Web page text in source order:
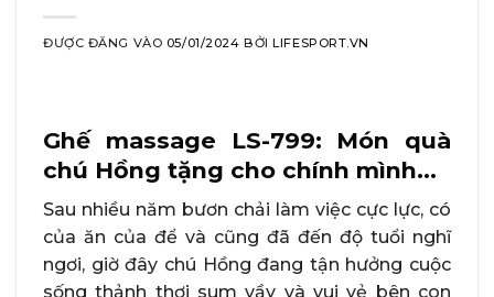
ĐƯỢC ĐĂNG VÀO 05/01/2024 BỞILIFESPORT.VN
Ghế massage LS-799: Món quà
chú Hồng tặng cho chính mình…
Sau nhiều năm bươn chải làm việc cực lực, có
của ăn của để và cũng đã đến độ tuổi nghĩ
ngơi, giờ đây chú Hồng đang tận hưởng cuộc
sống thảnh thơi sum vầy và vui vẻ bên con